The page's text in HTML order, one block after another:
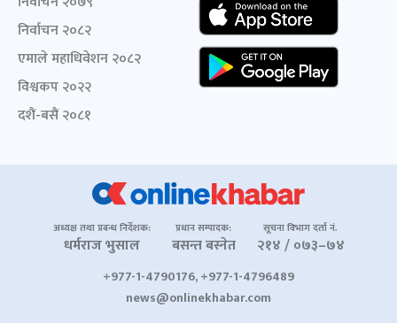
निर्वाचन २०८२
एमाले महाधिवेशन २०८२
विश्वकप २०२२
दशैं-बसैं २०८१
अध्यक्ष तथा प्रबन्ध निर्देशक:
धर्मराज भुसाल
प्रधान सम्पादक:
बसन्त बस्नेत
सूचना विभाग दर्ता नं.
२१४ / ०७३–७४
+977-1-4790176, +977-1-4796489
news@onlinekhabar.com